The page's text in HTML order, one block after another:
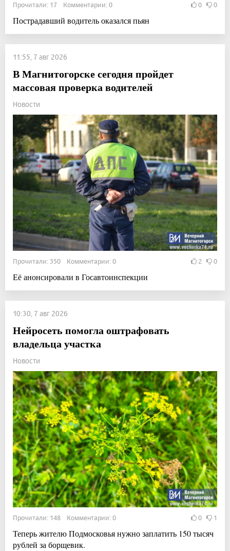
Прочитали: 17 Комментарии: 0 0 0
Пострадавший водитель оказался пьян
11:55, 7 авг 2026
В Магнитогорске сегодня пройдет
массовая проверка водителей
Новости
Прочитали: 350 Комментарии: 0 2 0
Её анонсировали в Госавтоинспекции
10:30, 7 авг 2026
Нейросеть помогла оштрафовать
владельца участка
Новости
Прочитали: 148 Комментарии: 0 0 1
Теперь жителю Подмосковья нужно заплатить 150 тысяч
рублей за борщевик.